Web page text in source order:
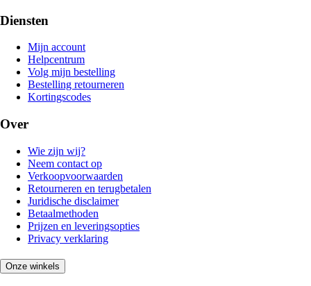
Diensten
Mijn account
Helpcentrum
Volg mijn bestelling
Bestelling retourneren
Kortingscodes
Over
Wie zijn wij?
Neem contact op
Verkoopvoorwaarden
Retourneren en terugbetalen
Juridische disclaimer
Betaalmethoden
Prijzen en leveringsopties
Privacy verklaring
Onze winkels